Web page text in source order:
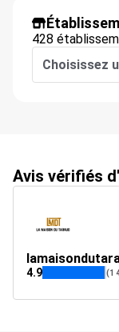
428
Choisissez
Avis vérifiés
4.9 (1